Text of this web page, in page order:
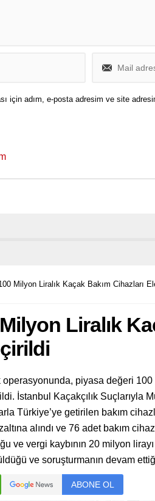
için adım, e-posta adresim ve site
Milyon Liralık Kaçak Bakım Cihazları
Liralık
operasyonunda, piyasa değeri
İstanbul Kaçakçılık Suçlarıyla
Türkiye’ye getirilen bakım
alındı ve 76 adet bakım
ve vergi kaybının 20 milyon
ve soruşturmanın devam
ABONE OL